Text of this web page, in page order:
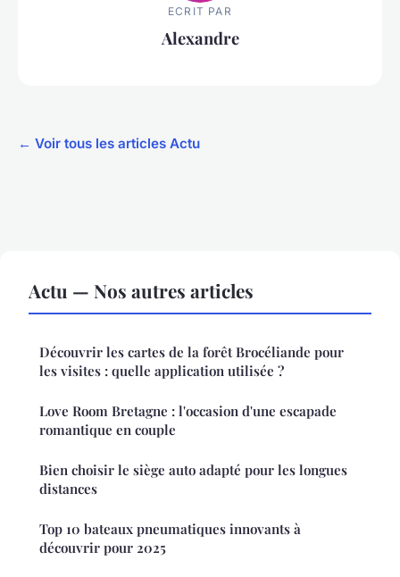
ECRIT PAR
Alexandre
← Voir tous les articles Actu
Actu — Nos autres articles
Découvrir les cartes de la forêt Brocéliande pour
les visites : quelle application utilisée ?
Love Room Bretagne : l'occasion d'une escapade
romantique en couple
Bien choisir le siège auto adapté pour les longues
distances
Top 10 bateaux pneumatiques innovants à
découvrir pour 2025